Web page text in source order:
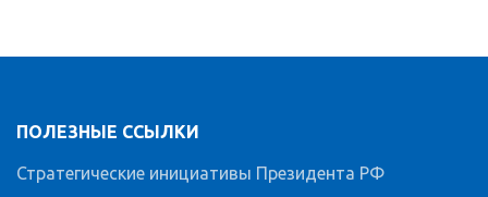
ПОЛЕЗНЫЕ ССЫЛКИ
Стратегические инициативы Президента РФ